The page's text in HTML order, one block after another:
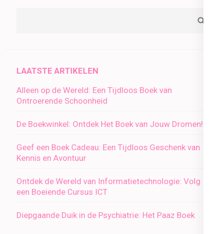
LAATSTE ARTIKELEN
Alleen op de Wereld: Een Tijdloos Boek van
Ontroerende Schoonheid
De Boekwinkel: Ontdek Het Boek van Jouw Dromen!
Geef een Boek Cadeau: Een Tijdloos Geschenk van
Kennis en Avontuur
Ontdek de Wereld van Informatietechnologie: Volg
een Boeiende Cursus ICT
Diepgaande Duik in de Psychiatrie: Het Paaz Boek